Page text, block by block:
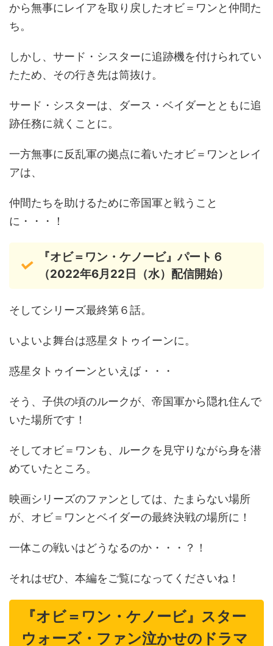
から無事にレイアを取り戻したオビ＝ワンと仲間た
ち。
しかし、サード・シスターに追跡機を付けられてい
たため、その行き先は筒抜け。
サード・シスターは、ダース・ベイダーとともに追
跡任務に就くことに。
一方無事に反乱軍の拠点に着いたオビ＝ワンとレイ
アは、
仲間たちを助けるために帝国軍と戦うこと
に・・・！
『オビ＝ワン・ケノービ』パート６
（2022年6月22日（水）配信開始）
そしてシリーズ最終第６話。
いよいよ舞台は惑星タトゥイーンに。
惑星タトゥイーンといえば・・・
そう、子供の頃のルークが、帝国軍から隠れ住んで
いた場所です！
そしてオビ＝ワンも、ルークを見守りながら身を潜
めていたところ。
映画シリーズのファンとしては、たまらない場所
が、オビ＝ワンとベイダーの最終決戦の場所に！
一体この戦いはどうなるのか・・・？！
それはぜひ、本編をご覧になってくださいね！
『オビ＝ワン・ケノービ』スター
ウォーズ・ファン泣かせのドラマ